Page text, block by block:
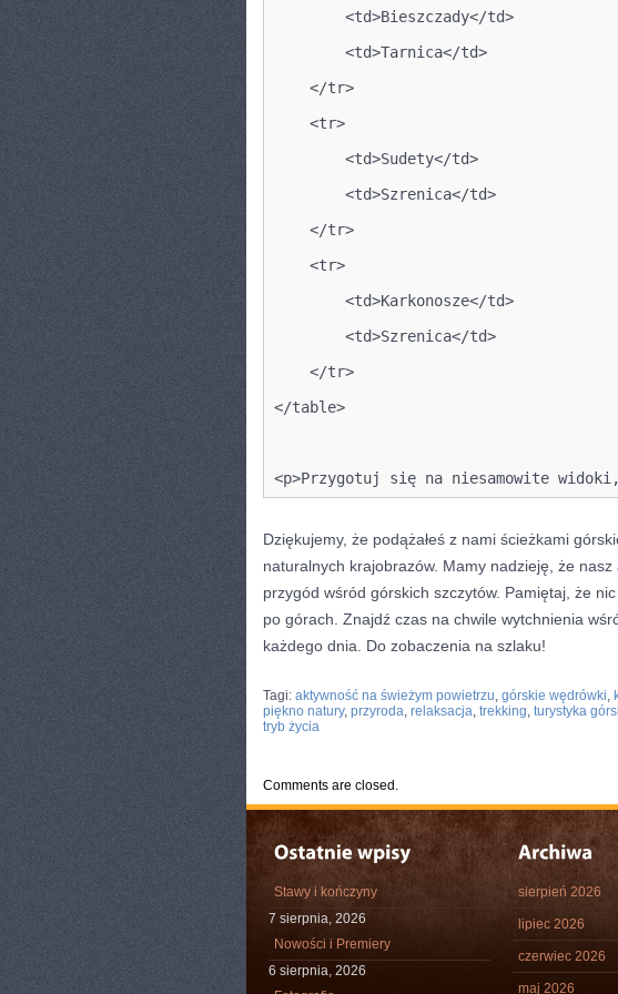
        <td>Bieszczady</td>
        <td>Tarnica</td>
    </tr>
    <tr>
        <td>Sudety</td>
        <td>Szrenica</td>
    </tr>
    <tr>
        <td>Karkonosze</td>
        <td>Szrenica</td>
    </tr>
</table>
<p>Przygotuj się na niesamowite
Dziękujemy, że podążałeś z nami ścieżkami
naturalnych krajobrazów. Mamy nadzieję, ⁣że nasz
przygód wśród górskich szczytów. Pamiętaj, że
po górach. Znajdź czas na chwile⁢ wytchnienia
każdego dnia. Do zobaczenia na szlaku!
Tagi: aktywność na świeżym powietrzu, górskie wędrówki,
piękno natury, przyroda, relaksacja, trekking, turystyka
tryb życia
Comments are closed.
Stawy i kończyny
7 sierpnia, 2026
Nowości i Premiery
6 sierpnia, 2026
sierpień 2026
lipiec 2026
czerwiec 2026
maj 2026